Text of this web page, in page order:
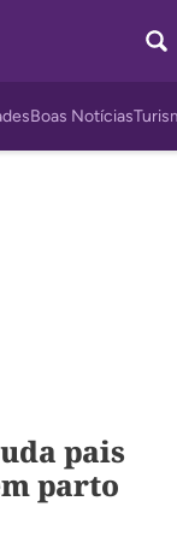
Boas Notícias
pais
parto